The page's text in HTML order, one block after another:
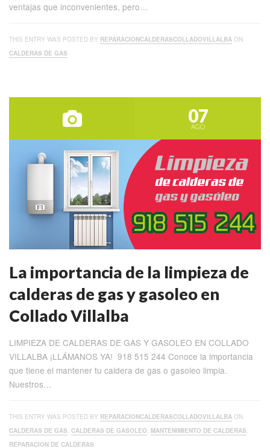
ventajas que inconvenientes, pero…
THIS ENTRY WAS POSTED BY REPARACIONCALDERASCOLLADOVILLALBA ON
CALDERAS DE GAS
07
AGO
La importancia de la limpieza de
calderas de gas y gasoleo en
Collado Villalba
LIMPIEZA DE CALDERAS DE GAS Y GASOLEO EN COLLADO
VILLALBA ¡LLÁMANOS YA! 918 515 244 Conoce la importancia
que tiene el mantener tu caldera de gas o gasoleo limpia.
Nuestros…
THIS ENTRY WAS POSTED BY REPARACIONCALDERASCOLLADOVILLALBA ON
CALDERAS DE GAS CALDERAS DE GASOLEO MANTENIMIENTO DE CALDERAS
REPARACION DE CALDERAS